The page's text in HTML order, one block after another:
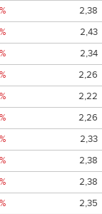
2,38
2,43
2,34
2,26
2,22
2,26
2,33
2,38
2,38
2,35